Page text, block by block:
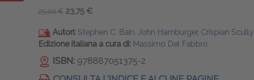
25,00 € 23,75 €
Autori: Stephen C. Bain, John Hamburger, Crispian Scully
Edizione italiana a cura di: Massimo Del Fabbro
ISBN: 978887051375-2